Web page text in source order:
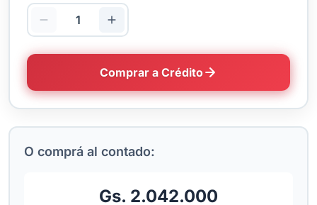
Comprar a Crédito
O comprá al contado:
Gs. 2.042.000